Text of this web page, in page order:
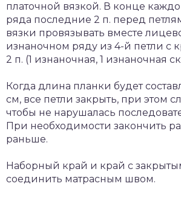
платочной вязкой. В конце
ряда последние 2 п. перед
вязки провязывать вместе
изнаночном ряду из 4-й петли с
2 п. (1 изнаночная, 1 изнаночная
Когда длина планки будет
см, все петли закрыть, при этом
чтобы не нарушалась
При необходимости закончить
раньше.
Наборный край и край с
соединить матрасным швом.